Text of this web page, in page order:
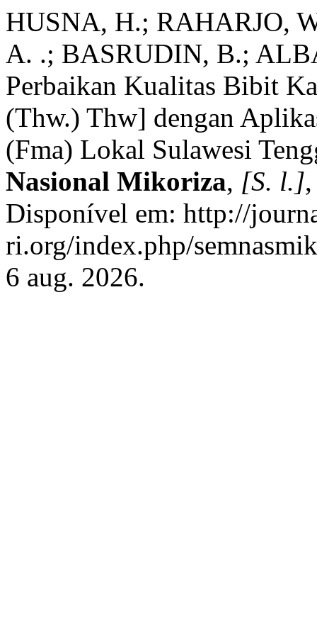
HUSNA, H.; RAHARJO,
A. .; BASRUDIN, B.;
Perbaikan Kualitas Bibit
(Thw.) Thw] dengan
(Fma) Lokal Sulawesi
Nasional Mikoriza, [S. l.]
Disponível em: http://
ri.org/index.php/
6 aug. 2026.